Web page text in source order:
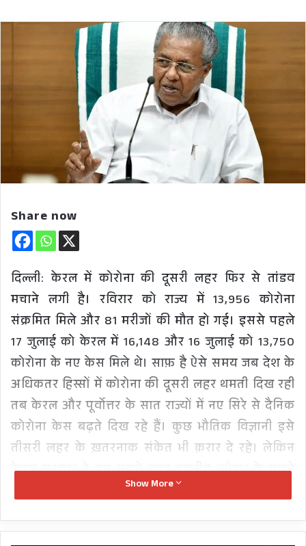
Share now
दिल्ली: केरल में कोरोना की दूसरी लहर फिर से तांडव
मचाने लगी है। रविरार को राज्य में 13,956 कोरोना
संक्रमित मिले और 81 मरीजों की मौत हो गई। इससे पहले
17 जुलाई को केरल में 16,148 और 16 जुलाई को 13,750
कोरोना के नए केस मिले थे। साफ़ है ऐसे समय जब देश के
अधिकतर हिस्सों में कोरोना की दूसरी लहर थमती दिख रही
तब केरल और पूर्वोत्तर के सात राज्यों में नए सिरे से दैनिक
कोरोना केस बढ़ते दिख रहे हैं। कुछ भौतिक विज्ञानी इसे
तीसरी लहर के ख़तरनाक संकेत भी क़रार दे रहे। लेकिन
केरल सरकार ने इस सबसे उलट बक़रीद त्योहार के चलते
कोविड संबंधी पाबंदियों में तीन दिन के लिए ढील दे दी है।
लेकर यूपी सरकार को सांकेतिक कांवड़ यात्रा की इजाज़त
Show More